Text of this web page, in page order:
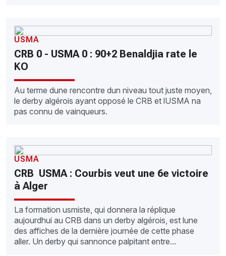
USMA
CRB 0 - USMA 0 : 90+2 Benaldjia rate le
KO
Au terme dune rencontre dun niveau tout juste moyen,
le derby algérois ayant opposé le CRB et lUSMA na
pas connu de vainqueurs.
USMA
CRB  USMA : Courbis veut une 6e victoire
à Alger
La formation usmiste, qui donnera la réplique
aujourdhui au CRB dans un derby algérois, est lune
des affiches de la dernière journée de cette phase
aller. Un derby qui sannonce palpitant entre...